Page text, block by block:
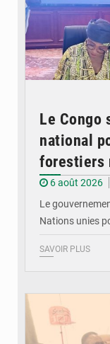
Le Congo
national
forestiers
6 août 2026
Le
Nations unies
SAVOIR PLUS